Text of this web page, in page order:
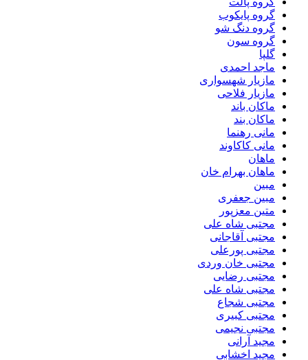
گروه پایکوب
گروه دنگ شو
گروه سون
گلپا
ماجد احمدی
مازیار شهسواری
مازیار فلاحی
ماکان باند
ماکان بند
مانی رهنما
مانی کاکاوند
ماهان
ماهان بهرام خان
مبین
مبین جعفری
متین معزپور
مجتبى شاه على
مجتبی آقاجانی
مجتبی پورعلی
مجتبی خان وردی
مجتبی رضایی
مجتبی شاه علی
مجتبی شجاع
مجتبی کبیری
مجتبی نجیمی
مجید آرانی
مجید اخشابی